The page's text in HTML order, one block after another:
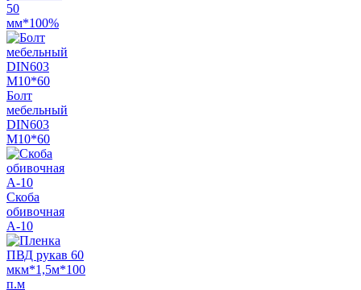
50
мм*100%
Болт
мебельный
DIN603
М10*60
Скоба
обивочная
A-10